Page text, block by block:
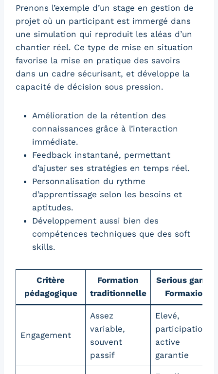
Prenons l’exemple d’un stage en gestion de
projet où un participant est immergé dans
une simulation qui reproduit les aléas d’un
chantier réel. Ce type de mise en situation
favorise la mise en pratique des savoirs
dans un cadre sécurisant, et développe la
capacité de décision sous pression.
Amélioration de la rétention des
connaissances grâce à l’interaction
immédiate.
Feedback instantané, permettant
d’ajuster ses stratégies en temps réel.
Personnalisation du rythme
d’apprentissage selon les besoins et
aptitudes.
Développement aussi bien des
compétences techniques que des soft
skills.
Critère
pédagogique
Formation
traditionnelle
Serious game
Formaxio
Engagement
Assez
variable,
souvent
passif
Elevé,
participation
active
garantie